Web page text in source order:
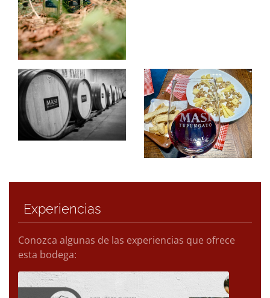
Experiencias
Conozca algunas de las experiencias que ofrece
esta bodega: